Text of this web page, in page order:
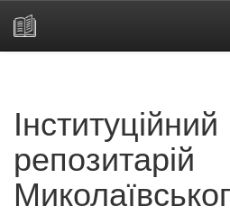
Інституційний
репозитарій